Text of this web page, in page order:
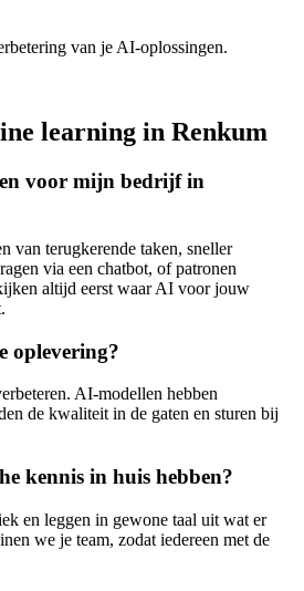
van je AI-oplossingen.
learning in Renkum
voor mijn bedrijf in
van terugkerende taken, sneller
via een chatbot, of patronen
altijd eerst waar AI voor jouw
oplevering?
AI-modellen hebben
de kwaliteit in de gaten en sturen bij
kennis in huis hebben?
en leggen in gewone taal uit wat er
we je team, zodat iedereen met de